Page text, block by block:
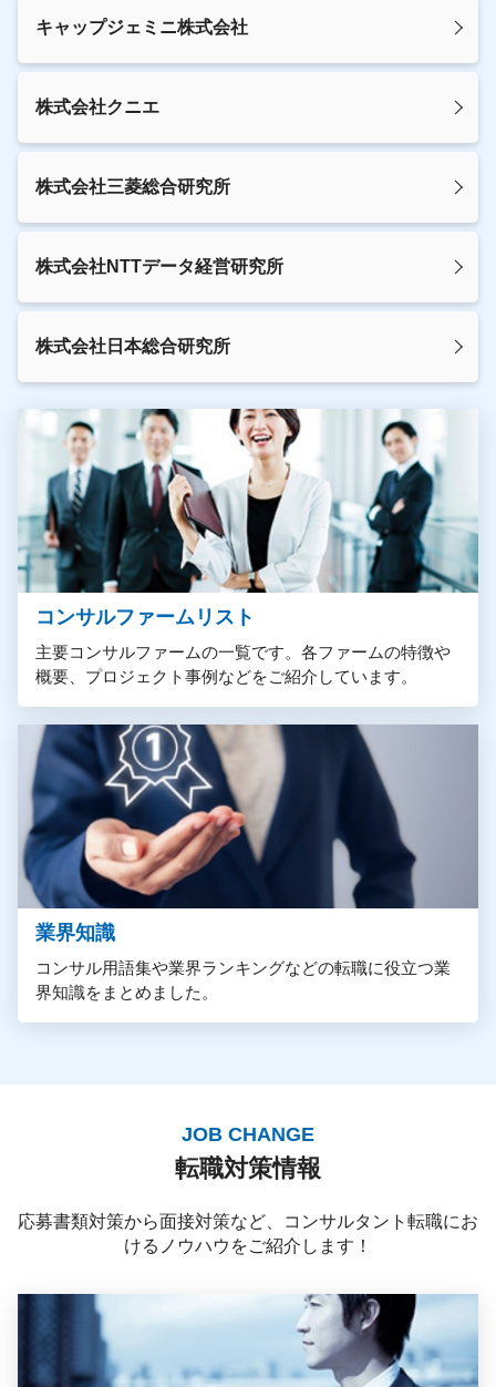
キャップジェミニ株式会社
株式会社クニエ
株式会社三菱総合研究所
株式会社NTTデータ経営研究所
株式会社日本総合研究所
コンサルファームリスト
主要コンサルファームの一覧です。各ファームの特徴や
概要、プロジェクト事例などをご紹介しています。
業界知識
コンサル用語集や業界ランキングなどの転職に役立つ業
界知識をまとめました。
JOB CHANGE
転職対策情報
応募書類対策から面接対策など、コンサルタント転職にお
けるノウハウをご紹介します！